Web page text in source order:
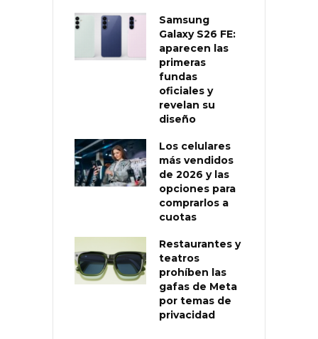
Samsung
Galaxy S26 FE:
aparecen las
primeras
fundas
oficiales y
revelan su
diseño
Los celulares
más vendidos
de 2026 y las
opciones para
comprarlos a
cuotas
Restaurantes y
teatros
prohíben las
gafas de Meta
por temas de
privacidad